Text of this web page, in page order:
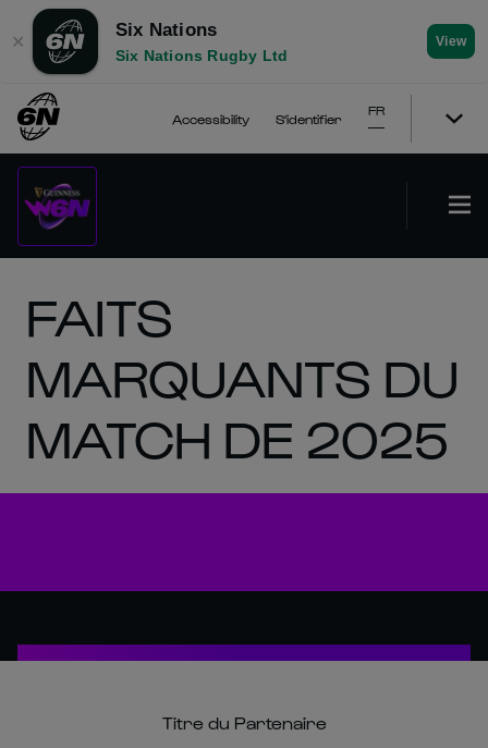
✕
Six Nations
Six Nations Rugby Ltd
View
Accessibility S'identifier
FR
FAITS
MARQUANTS DU
MATCH DE 2025
Titre du Partenaire